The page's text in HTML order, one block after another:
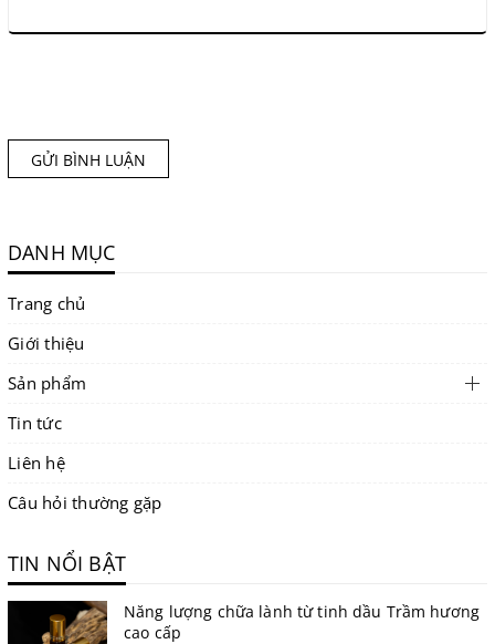
GỬI BÌNH LUẬN
DANH MỤC
Trang chủ
Giới thiệu
Sản phẩm
Tin tức
Liên hệ
Câu hỏi thường gặp
TIN NỔI BẬT
Năng lượng chữa lành từ tinh dầu Trầm hương
cao cấp